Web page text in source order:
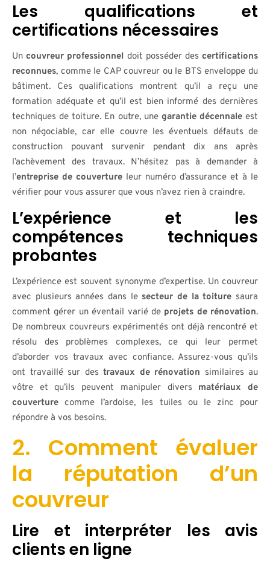
Les qualifications et
certifications nécessaires
Uncouvreur professionnel doit posséder descertifications
reconnues, comme le CAP couvreur ou le BTS enveloppe du
bâtiment. Ces qualifications montrent qu’il a reçu une
formation adéquate et qu’il est bien informé des dernières
techniques de toiture. En outre, une garantie décennaleest
non négociable, car elle couvre les éventuels défauts de
construction pouvant survenir pendant dix ans après
l’achèvement des travaux. N’hésitez pas à demander à
l’entreprise de couverture leur numéro d’assurance et à le
vérifier pour vous assurer que vous n’avez rien à craindre.
L’expérience et les
compétences techniques
probantes
L’expérience est souvent synonyme d’expertise. Un couvreur
avec plusieurs années dans le secteur de la toiture saura
comment gérer un éventail varié de projets de rénovation.
De nombreux couvreurs expérimentés ont déjà rencontré et
résolu des problèmes complexes, ce qui leur permet
d’aborder vos travaux avec confiance. Assurez-vous qu’ils
ont travaillé sur des travaux de rénovation similaires au
vôtre et qu’ils peuvent manipuler divers matériaux de
couverture comme l’ardoise, les tuiles ou le zinc pour
répondre à vos besoins.
2. Comment évaluer
la réputation d’un
couvreur
Lire et interpréter les avis
clients en ligne